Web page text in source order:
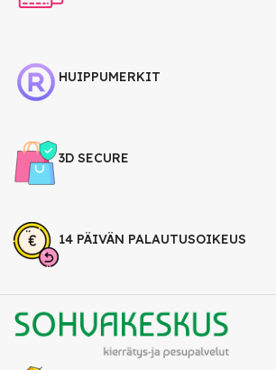
HUIPPUMERKIT
3D SECURE
14 PÄIVÄN PALAUTUSOIKEUS